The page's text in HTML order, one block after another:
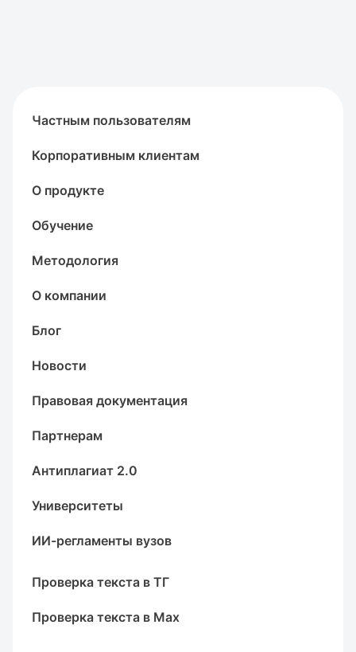
Частным пользователям
Корпоративным клиентам
О продукте
Обучение
Методология
О компании
Блог
Новости
Правовая документация
Партнерам
Антиплагиат 2.0
Университеты
ИИ-регламенты вузов
Проверка текста в ТГ
Проверка текста в Max